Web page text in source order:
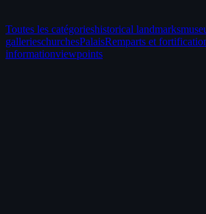
Toutes les catégorieshistorical landmarks
gallerieschurchesPalaisRemparts et
informationviewpoints